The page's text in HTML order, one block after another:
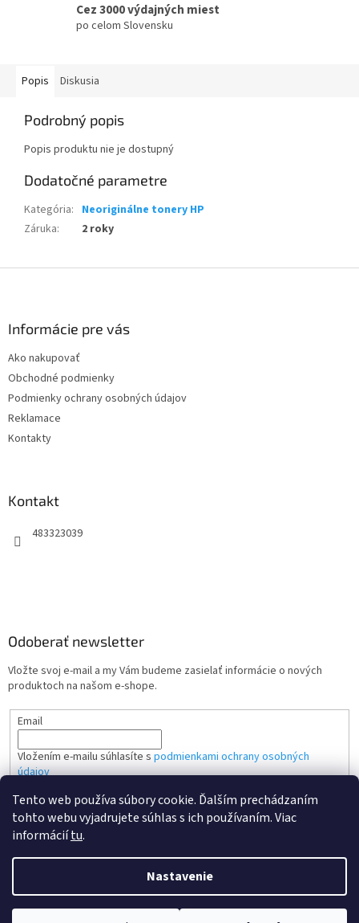
Tento web používa súbory cookie. Ďalším prechádzaním
tohto webu vyjadrujete súhlas s ich používaním. Viac
informáciítu.
Nastavenie
Cez 3000 výdajných miest
po celom Slovensku
Popis Diskusia
Podrobný popis
Popis produktu nie je dostupný
Dodatočné parametre
Kategória: Neoriginálne tonery HP
Záruka: 2 roky
Informácie pre vás
Ako nakupovať
Obchodné podmienky
Podmienky ochrany osobných údajov
Reklamace
Kontakty
Kontakt
483323039
Odoberať newsletter
Vložte svoj e-mail a my Vám budeme zasielať informácie o nových
produktoch na našom e-shope.
Email
Vložením e-mailu súhlasíte s podmienkami ochrany osobných
údajov
PRIHLÁSIŤ SA
Vytvoril Shoptet